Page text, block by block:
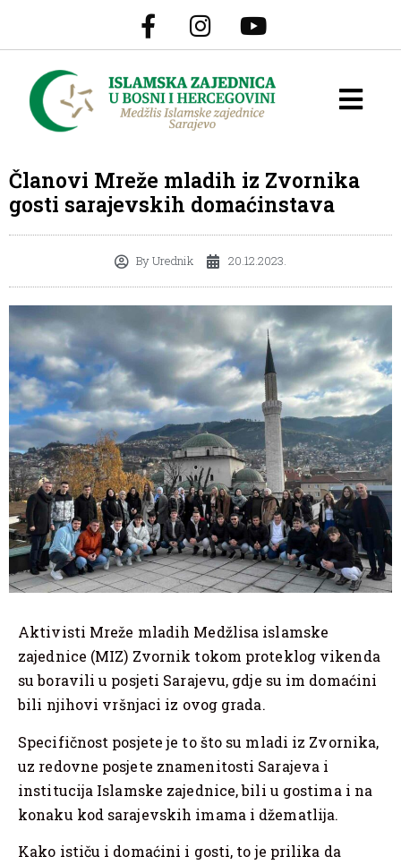
Članovi Mreže mladih iz Zvornika
gosti sarajevskih domaćinstava
ByUrednik 20.12.2023.
Aktivisti Mreže mladih Medžlisa islamske
zajednice (MIZ) Zvornik tokom proteklog vikenda
su boravili u posjeti Sarajevu, gdje su im domaćini
bili njihovi vršnjaci iz ovog grada.
Specifičnost posjete je to što su mladi iz Zvornika,
uz redovne posjete znamenitosti Sarajeva i
institucija Islamske zajednice, bili u gostima i na
konaku kod sarajevskih imama i džematlija.
Kako ističu i domaćini i gosti, to je prilika da